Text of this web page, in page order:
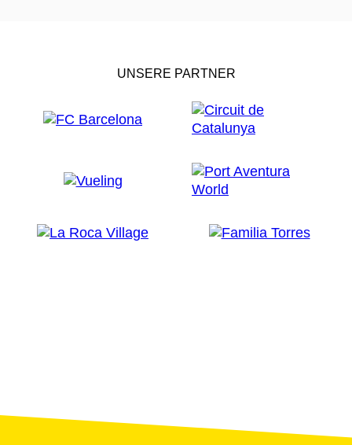
UNSERE PARTNER